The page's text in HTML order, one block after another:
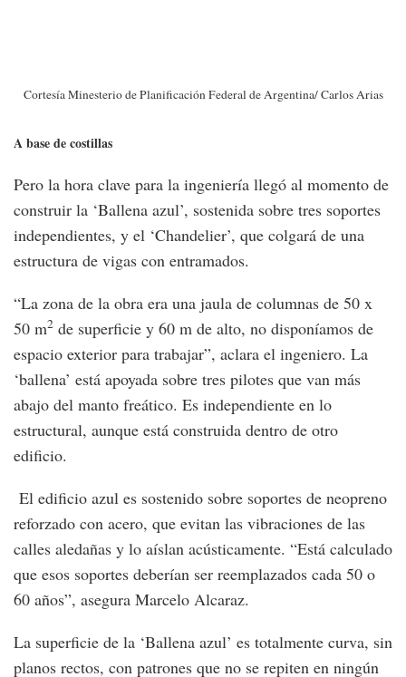
Cortesía Minesterio de Planificación Federal de Argentina/ Carlos Arias
A base de costillas
Pero la hora clave para la ingeniería llegó al momento de
construir la ‘Ballena azul’, sostenida sobre tres soportes
independientes, y el ‘Chandelier’, que colgará de una
estructura de vigas con entramados.
“La zona de la obra era una jaula de columnas de 50 x
50 m2 de superficie y 60 m de alto, no disponíamos de
espacio exterior para trabajar”, aclara el ingeniero. La
‘ballena’ está apoyada sobre tres pilotes que van más
abajo del manto freático. Es independiente en lo
estructural, aunque está construida dentro de otro
edificio.
El edificio azul es sostenido sobre soportes de neopreno
reforzado con acero, que evitan las vibraciones de las
calles aledañas y lo aíslan acústicamente. “Está calculado
que esos soportes deberían ser reemplazados cada 50 o
60 años”, asegura Marcelo Alcaraz.
La superficie de la ‘Ballena azul’ es totalmente curva, sin
planos rectos, con patrones que no se repiten en ningún